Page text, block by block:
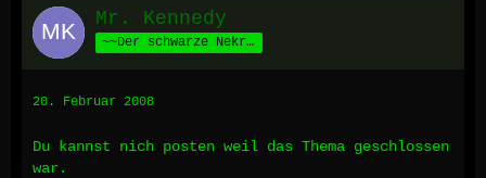
Mr. Kennedy
~~Der schwarze Nekromant aus Nisos~~
20. Februar 2008
Du kannst nich posten weil das Thema geschlossen
war.